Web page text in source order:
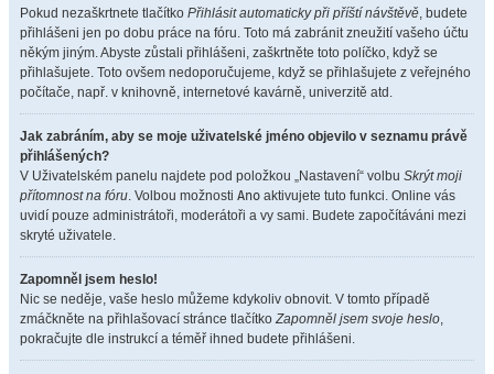
Pokud nezaškrtnete tlačítko Přihlásit automaticky při příští návštěvě, budete
přihlášeni jen po dobu práce na fóru. Toto má zabránit zneužití vašeho účtu
někým jiným. Abyste zůstali přihlášeni, zaškrtněte toto políčko, když se
přihlašujete. Toto ovšem nedoporučujeme, když se přihlašujete z veřejného
počítače, např. v knihovně, internetové kavárně, univerzitě atd.
Jak zabráním, aby se moje uživatelské jméno objevilo v seznamu právě
přihlášených?
V Uživatelském panelu najdete pod položkou „Nastavení“ volbu Skrýt moji
přítomnost na fóru. Volbou možnosti Ano aktivujete tuto funkci. Online vás
uvidí pouze administrátoři, moderátoři a vy sami. Budete započítáváni mezi
skryté uživatele.
Zapomněl jsem heslo!
Nic se neděje, vaše heslo můžeme kdykoliv obnovit. V tomto případě
zmáčkněte na přihlašovací stránce tlačítkoZapomněl jsem svoje heslo,
pokračujte dle instrukcí a téměř ihned budete přihlášeni.